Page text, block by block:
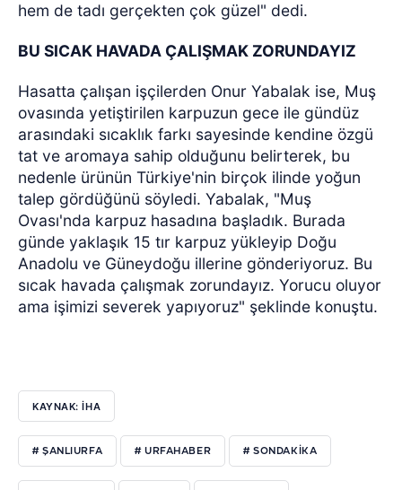
hem de tadı gerçekten çok güzel" dedi.
BU SICAK HAVADA ÇALIŞMAK ZORUNDAYIZ
Hasatta çalışan işçilerden Onur Yabalak ise, Muş
ovasında yetiştirilen karpuzun gece ile gündüz
arasındaki sıcaklık farkı sayesinde kendine özgü
tat ve aromaya sahip olduğunu belirterek, bu
nedenle ürünün Türkiye'nin birçok ilinde yoğun
talep gördüğünü söyledi. Yabalak, "Muş
Ovası'nda karpuz hasadına başladık. Burada
günde yaklaşık 15 tır karpuz yükleyip Doğu
Anadolu ve Güneydoğu illerine gönderiyoruz. Bu
sıcak havada çalışmak zorundayız. Yorucu oluyor
ama işimizi severek yapıyoruz" şeklinde konuştu.
KAYNAK: İHA
# ŞANLIURFA # URFAHABER # SONDAKİKA